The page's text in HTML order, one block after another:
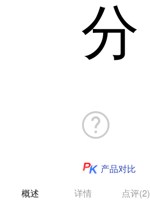
分
产品对比
概述
详情 点评(2)